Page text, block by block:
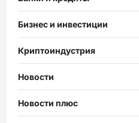
Бизнес и инвестиции
Криптоиндустрия
Новости
Новости плюс